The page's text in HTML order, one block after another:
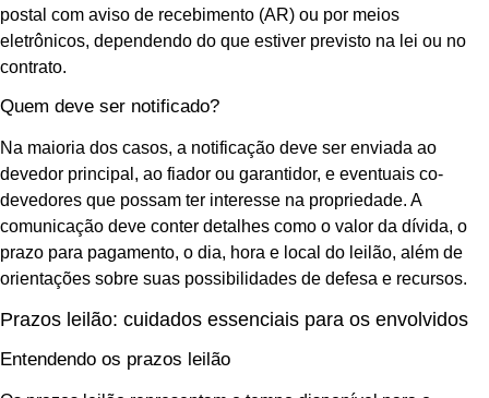
postal com aviso de recebimento (AR) ou por meios
eletrônicos, dependendo do que estiver previsto na lei ou no
contrato.
Quem deve ser notificado?
Na maioria dos casos, a notificação deve ser enviada ao
devedor principal, ao fiador ou garantidor, e eventuais co-
devedores que possam ter interesse na propriedade. A
comunicação deve conter detalhes como o valor da dívida, o
prazo para pagamento, o dia, hora e local do leilão, além de
orientações sobre suas possibilidades de defesa e recursos.
Prazos leilão: cuidados essenciais para os envolvidos
Entendendo os prazos leilão